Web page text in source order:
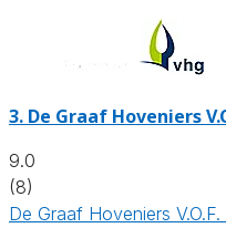
3. De Graaf Hoveniers
9.0
(8)
De Graaf Hoveniers